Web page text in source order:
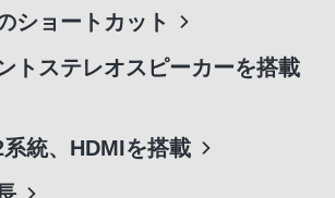
ショートカット
トステレオスピーカーを搭載
統、HDMIを搭載